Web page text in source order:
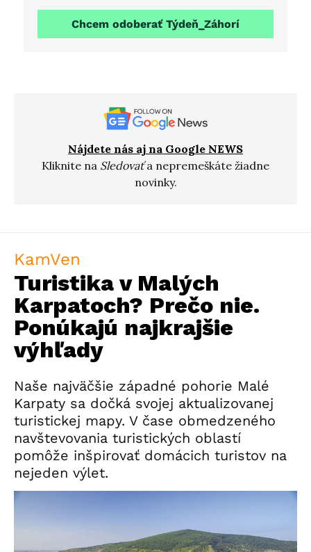
Chcem odoberať Týdeň_Záhorí
Nájdete nás aj na Google NEWS
Kliknite na Sledovaťa nepremeškáte žiadne
novinky.
KamVen
Turistika v Malých
Karpatoch? Prečo nie.
Ponúkajú najkrajšie
výhľady
Naše najväčšie západné pohorie Malé
Karpaty sa dočká svojej aktualizovanej
turistickej mapy. V čase obmedzeného
navštevovania turistických oblastí
pomôže inšpirovať domácich turistov na
nejeden výlet.